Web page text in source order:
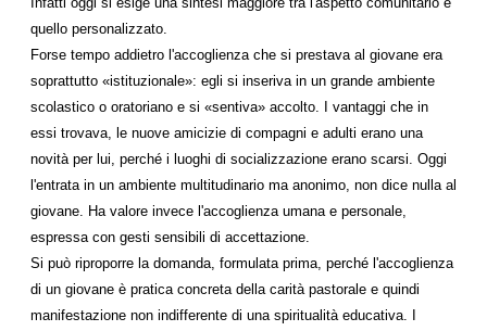
quello personalizzato.
Forse tempo addietro l'accoglienza che si prestava al giovane era
soprattutto «istituzionale»: egli si inseriva in un grande ambiente
scolastico o oratoriano e si «sentiva» accolto. I vantaggi che in
essi trovava, le nuove amicizie di compagni e adulti erano una
novità per lui, perché i luoghi di socializzazione erano scarsi. Oggi
l'entrata in un ambiente multitudinario ma anonimo, non dice nulla al
giovane. Ha valore invece l'accoglienza umana e personale,
espressa con gesti sensibili di accettazione.
Si può riproporre la domanda, formulata prima, perché l'accoglienza
di un giovane è pratica concreta della carità pastorale e quindi
manifestazione non indifferente di una spiritualità educativa. I